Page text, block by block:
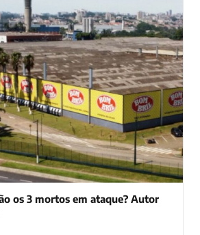
os 3 mortos em ataque? Autor